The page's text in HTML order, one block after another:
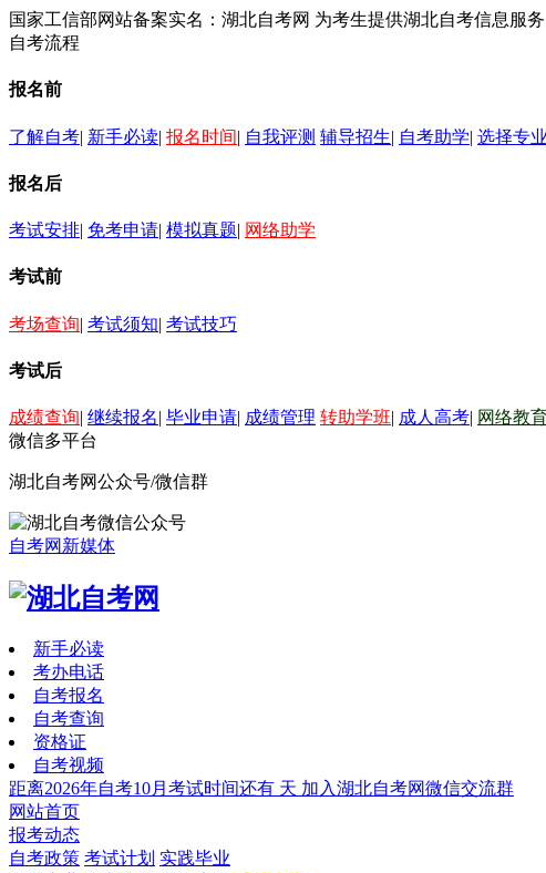
国家工信部网站备案实名：湖北自考网 为考生提供湖北自考信息服
自考流程
报名前
了解自考| 新手必读| 报名时间| 自我评测 辅导招生| 自考助学| 选择专业
报名后
考试安排| 免考申请| 模拟真题| 网络助学
考试前
考场查询| 考试须知| 考试技巧
考试后
成绩查询| 继续报名| 毕业申请| 成绩管理 转助学班| 成人高考| 网络教
微信多平台
湖北自考网公众号/微信群
自考网新媒体
新手必读
考办电话
自考报名
自考查询
资格证
自考视频
距离2026年自考10月考试时间还有 天 加入湖北自考网微信交流群
网站首页
报考动态
自考政策 考试计划 实践毕业